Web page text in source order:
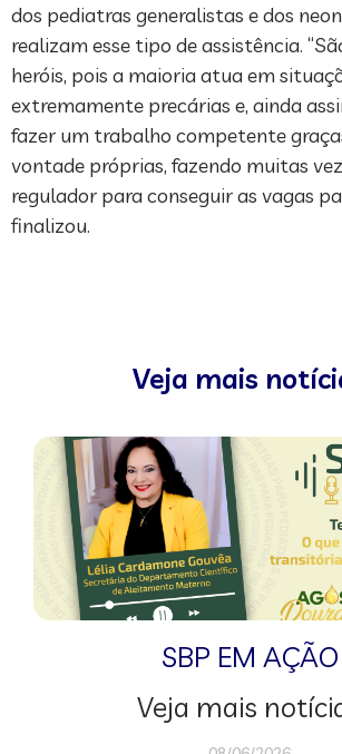
dos pediatras generalistas e dos
realizam esse tipo de assistência.
heróis, pois a maioria atua em
extremamente precárias e, ainda
fazer um trabalho competente
vontade próprias, fazendo muitas
regulador para conseguir as vagas
finalizou.
Veja mais
SBP EM AÇÃO
Veja mais